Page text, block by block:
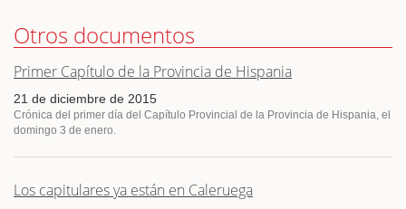
Otros documentos
Primer Capítulo de la Provincia de Hispania
21 de diciembre de 2015
Crónica del primer día del Capítulo Provincial de la Provincia de Hispania, el
domingo 3 de enero.
Los capitulares ya están en Caleruega